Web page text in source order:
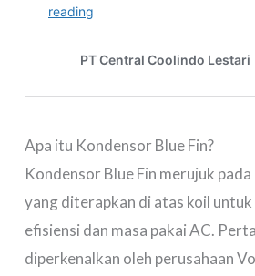
Apa itu Kondensor Blue Fin?
Kondensor Blue Fin merujuk
yang diterapkan di atas koil
efisiensi dan masa pakai AC.
diperkenalkan oleh perusahaan